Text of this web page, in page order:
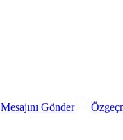
Mesajını Gönder